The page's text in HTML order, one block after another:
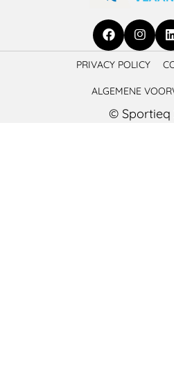
Ga
Facebook
Ga
Ga
PRIVACY POLICY
ALGEMENE
© Sportieq